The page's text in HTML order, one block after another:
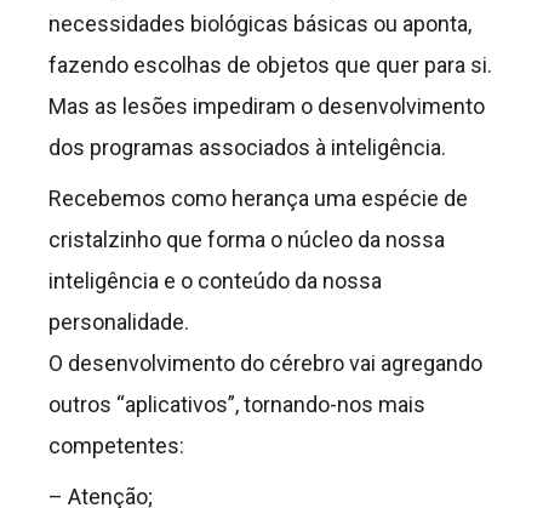
necessidades biológicas básicas ou aponta,
fazendo escolhas de objetos que quer para si.
Mas as lesões impediram o desenvolvimento
dos programas associados à inteligência.
Recebemos como herança uma espécie de
cristalzinho que forma o núcleo da nossa
inteligência e o conteúdo da nossa
personalidade.
O desenvolvimento do cérebro vai agregando
outros “aplicativos”, tornando-nos mais
competentes:
– Atenção;